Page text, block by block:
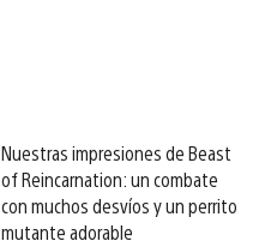
Nuestras impresiones de Beast
of Reincarnation: un combate
con muchos desvíos y un perrito
mutante adorable